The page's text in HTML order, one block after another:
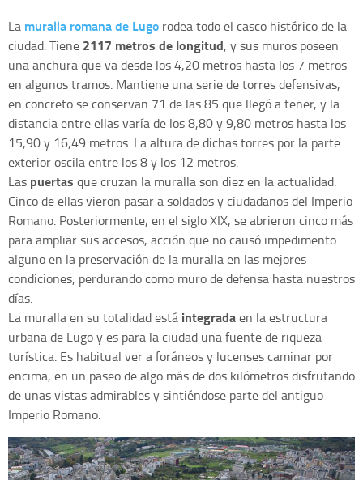
La muralla romana de Lugo rodea todo el casco histórico de la
ciudad. Tiene 2117 metros de longitud, y sus muros poseen
una anchura que va desde los 4,20 metros hasta los 7 metros
en algunos tramos. Mantiene una serie de torres defensivas,
en concreto se conservan 71 de las 85 que llegó a tener, y la
distancia entre ellas varía de los 8,80 y 9,80 metros hasta los
15,90 y 16,49 metros. La altura de dichas torres por la parte
exterior oscila entre los 8 y los 12 metros.
Las puertas que cruzan la muralla son diez en la actualidad.
Cinco de ellas vieron pasar a soldados y ciudadanos del Imperio
Romano. Posteriormente, en el siglo XIX, se abrieron cinco más
para ampliar sus accesos, acción que no causó impedimento
alguno en la preservación de la muralla en las mejores
condiciones, perdurando como muro de defensa hasta nuestros
días.
La muralla en su totalidad está integradaen la estructura
urbana de Lugo y es para la ciudad una fuente de riqueza
turística. Es habitual ver a foráneos y lucenses caminar por
encima, en un paseo de algo más de dos kilómetros disfrutando
de unas vistas admirables y sintiéndose parte del antiguo
Imperio Romano.